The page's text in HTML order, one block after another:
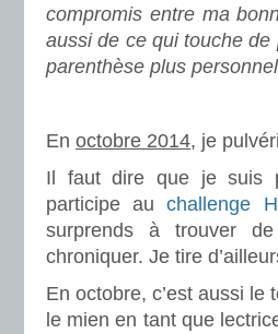
compromis entre ma
aussi de ce qui touche
parenthèse plus
En octobre 2014, je
Il faut dire que je suis
participe auchallenge
surprends à trouver
chroniquer. Je tire
En octobre, c’est aussi
le mien en tant que